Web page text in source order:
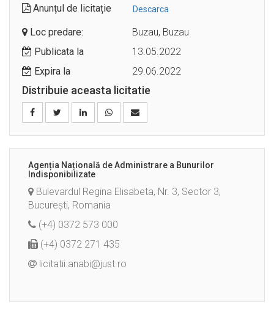
Anunțul de licitație
Descarca
Loc predare:
Buzau, Buzau
Publicata la
13.05.2022
Expira la
29.06.2022
Distribuie aceasta licitatie
Agenția Națională de Administrare a Bunurilor
Indisponibilizate
Bulevardul Regina Elisabeta, Nr. 3, Sector 3,
București, Romania
(+4) 0372 573 000
(+4) 0372 271 435
licitatii.anabi@just.ro